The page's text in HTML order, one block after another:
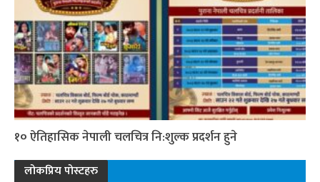
१० ऐतिहासिक नेपाली चलचित्र नि:शुल्क प्रदर्शन हुने
लोकप्रिय पोस्टहरु